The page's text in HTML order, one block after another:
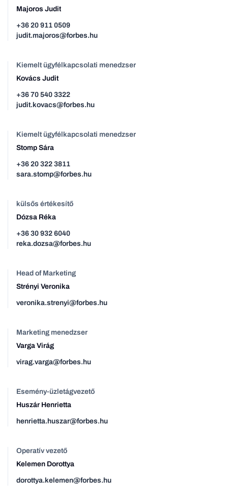
Majoros Judit
+36 20 911 0509
judit.majoros@forbes.hu
Kiemelt ügyfélkapcsolati menedzser
Kovács Judit
+36 70 540 3322
judit.kovacs@forbes.hu
Kiemelt ügyfélkapcsolati menedzser
Stomp Sára
+36 20 322 3811
sara.stomp@forbes.hu
külsős értékesítő
Dózsa Réka
+36 30 932 6040
reka.dozsa@forbes.hu
Head of Marketing
Strényi Veronika
veronika.strenyi@forbes.hu
Marketing menedzser
Varga Virág
virag.varga@forbes.hu
Esemény-üzletágvezető
Huszár Henrietta
henrietta.huszar@forbes.hu
Operatív vezető
Kelemen Dorottya
dorottya.kelemen@forbes.hu